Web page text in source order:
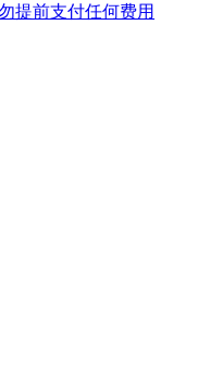
提前支付任何费用